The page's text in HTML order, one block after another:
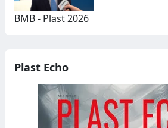
BMB - Plast 2026
Plast Echo